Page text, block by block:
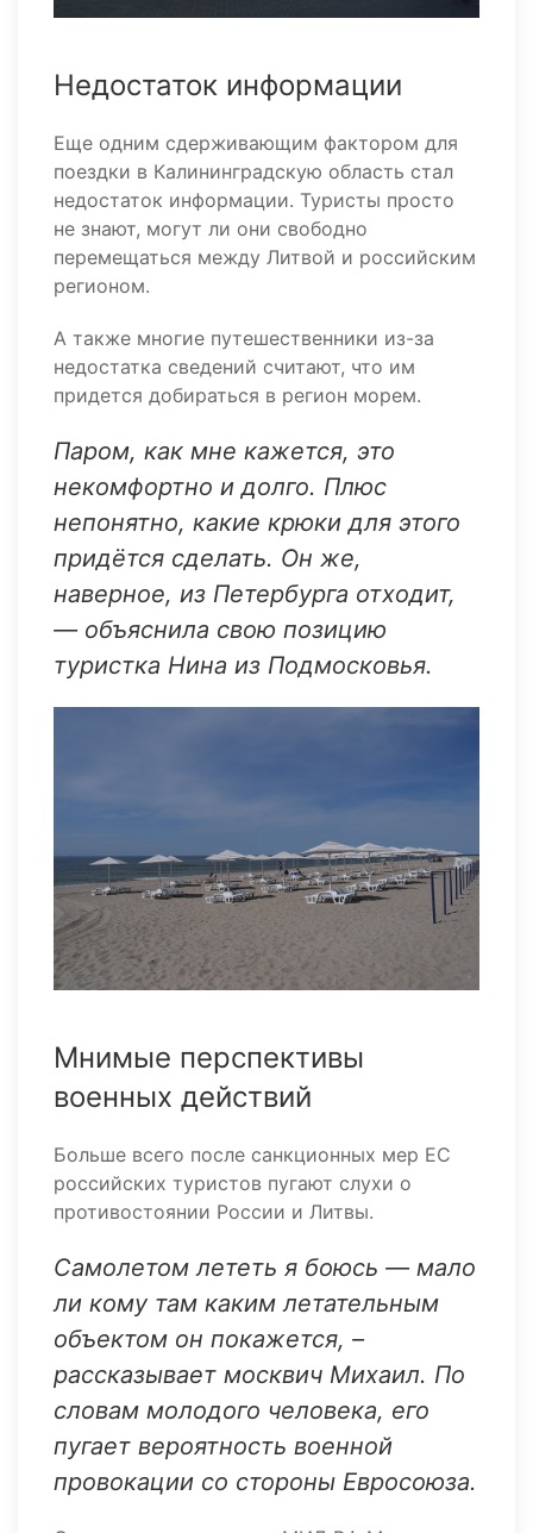
Недостаток информации
Еще одним сдерживающим фактором для
поездки в Калининградскую область стал
недостаток информации. Туристы просто
не знают, могут ли они свободно
перемещаться между Литвой и российским
регионом.
А также многие путешественники из-за
недостатка сведений считают, что им
придется добираться в регион морем.
Паром, как мне кажется, это
некомфортно и долго. Плюс
непонятно, какие крюки для этого
придётся сделать. Он же,
наверное, из Петербурга отходит,
— объяснила свою позицию
туристка Нина из Подмосковья.
Мнимые перспективы
военных действий
Больше всего после санкционных мер ЕС
российских туристов пугают слухи о
противостоянии России и Литвы.
Самолетом лететь я боюсь — мало
ли кому там каким летательным
объектом он покажется, –
рассказывает москвич Михаил. По
словам молодого человека, его
пугает вероятность военной
провокации со стороны Евросоюза.